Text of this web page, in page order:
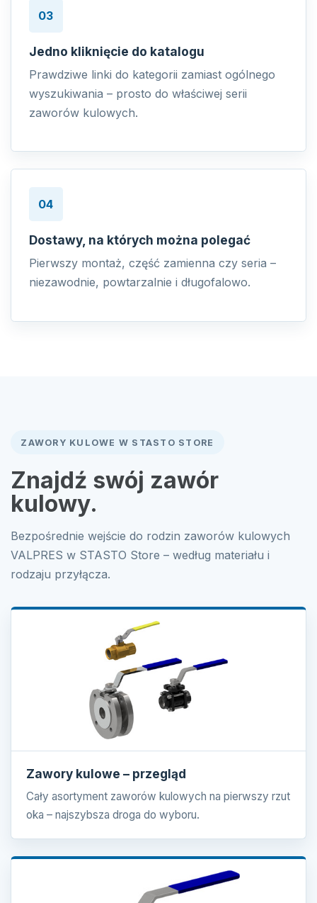
03
Jedno kliknięcie do katalogu
Prawdziwe linki do kategorii zamiast ogólnego
wyszukiwania – prosto do właściwej serii
zaworów kulowych.
04
Dostawy, na których można polegać
Pierwszy montaż, część zamienna czy seria –
niezawodnie, powtarzalnie i długofalowo.
ZAWORY KULOWE W STASTO STORE
Znajdź swój zawór
kulowy.
Bezpośrednie wejście do rodzin zaworów kulowych
VALPRES w STASTO Store – według materiału i
rodzaju przyłącza.
Zawory kulowe – przegląd
Cały asortyment zaworów kulowych na pierwszy rzut
oka – najszybsza droga do wyboru.